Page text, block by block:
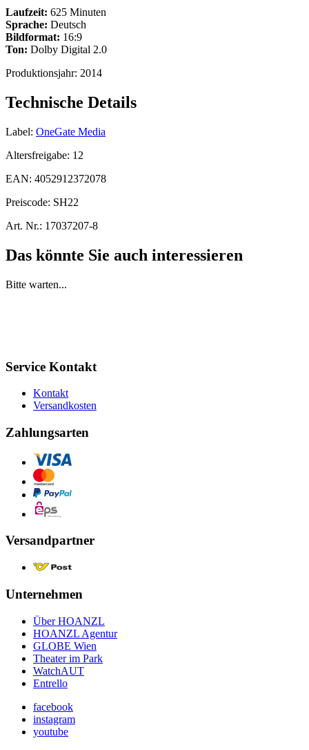
Laufzeit: 625 Minuten
Sprache: Deutsch
Bildformat: 16:9
Ton: Dolby Digital 2.0
Produktionsjahr: 2014
Technische Details
Label: OneGate Media
Altersfreigabe: 12
EAN: 4052912372078
Preiscode: SH22
Art. Nr.: 17037207-8
Das könnte Sie auch interessieren
Bitte warten...
Service Kontakt
Kontakt
Versandkosten
Zahlungsarten
Versandpartner
Unternehmen
Über HOANZL
HOANZL Agentur
GLOBE Wien
Theater im Park
WatchAUT
Entrello
facebook
instagram
youtube